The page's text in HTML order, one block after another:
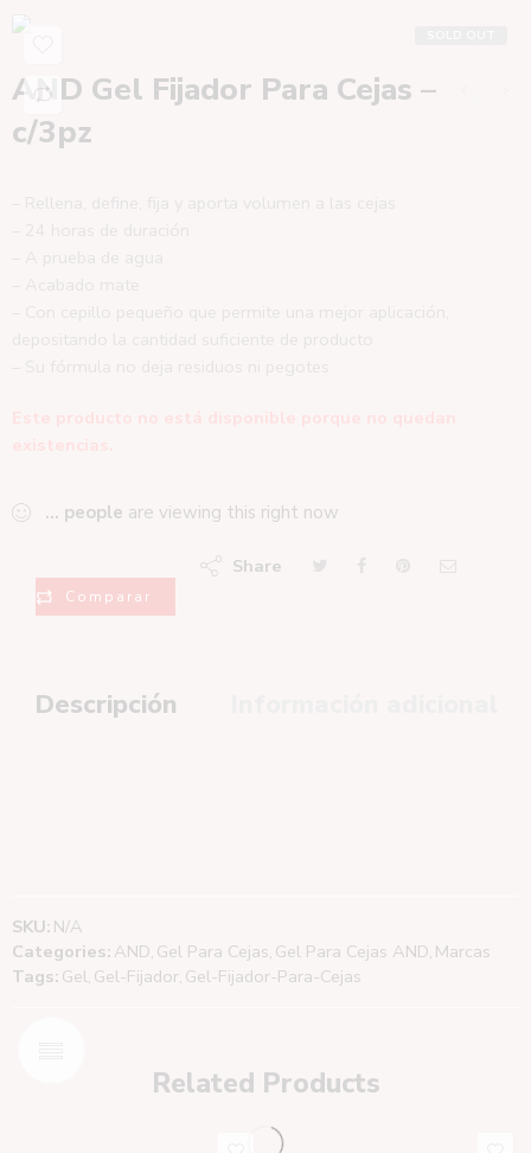
AND Gel Fijador Para Cejas –
c/3pz
... people are viewing this right now
Comparar
Share
Descripción
SKU: N/A
Categories: AND, Gel Para Cejas, Gel Para Cejas AND, Marcas
Tags: Gel, Gel-Fijador, Gel-Fijador-Para-Cejas
Related Products